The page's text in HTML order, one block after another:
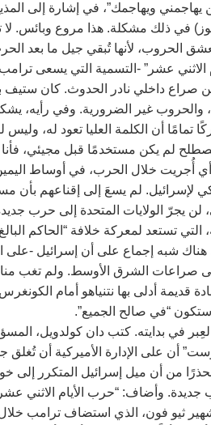
يهاجمني ويهاجمك”، في إشارة إلى
في ذلك مشكلة. هذا مروع وبائس.
الحروب، لأنها تُبقي جيل ما بعد
عشر” -التسمية التي يسعى ترامب
صراع داخلي نادر الحدوث. كان ستيف
والحروب غير الضرورية. وفي رأيه،
أن الكلمة العليا تعود له، وليس
لم يكن مستخدمًا قبل مجيئي،
أُجريت خلال الحرب، في أوساط
لإسرائيل. لم يسعَ إلى إقناعهم
لن يجرّ الولايات المتحدة إلى حرب
شبه إجماع على أن إسرائيل -على
إلى صراعات الشرق الأوسط. ولم تغب
قديمة أدلى بها نتنياهو أمام
“في صالح الجميع”.
في بدايته. كتب دان كولدويل،
أن على الإدارة الأميركية أن
محذرًا من أن ميل إسرائيل المتكرر
جديدة. وأضاف: “حرب الأيام
ثيو فون، الذي استضاف ترامب